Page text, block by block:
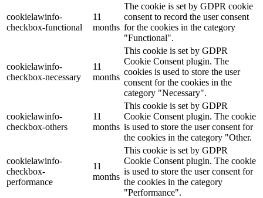
cookielawinfo-
checkbox-functional
11
months
The cookie is set by GDPR cookie
consent to record the user consent
for the cookies in the category
"Functional".
cookielawinfo-
checkbox-necessary
11
months
This cookie is set by GDPR
Cookie Consent plugin. The
cookies is used to store the user
consent for the cookies in the
category "Necessary".
cookielawinfo-
checkbox-others
11
months
This cookie is set by GDPR
Cookie Consent plugin. The cookie
is used to store the user consent for
the cookies in the category "Other.
cookielawinfo-
checkbox-
performance
11
months
This cookie is set by GDPR
Cookie Consent plugin. The cookie
is used to store the user consent for
the cookies in the category
"Performance".